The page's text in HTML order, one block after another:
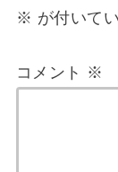
※ が付いて
コメント ※